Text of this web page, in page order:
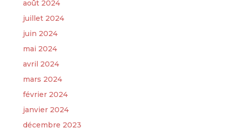
août 2024
juillet 2024
juin 2024
mai 2024
avril 2024
mars 2024
février 2024
janvier 2024
décembre 2023